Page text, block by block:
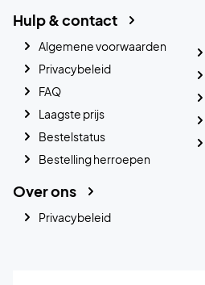
Hulp & contact
Algemene voorwaarden
Privacybeleid
FAQ
Laagste prijs
Bestelstatus
Bestelling herroepen
Over ons
Privacybeleid